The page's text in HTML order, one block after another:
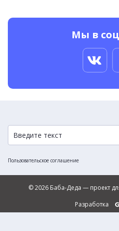
Мы в
Пользовательское соглашение
© 2026 Баба-Деда — проект
Разработка